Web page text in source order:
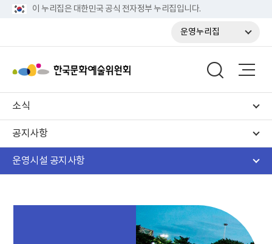
이 누리집은 대한민국 공식 전자정부 누리집입니다.
운영누리집
소식
공지사항
운영시설 공지사항